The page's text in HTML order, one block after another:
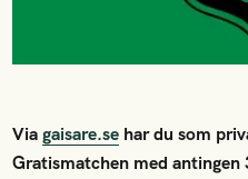
Viagaisare.se har du som
Gratismatchen med